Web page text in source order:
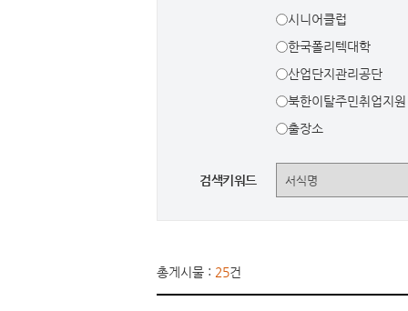
시니어클럽
한국폴리텍대학
산업단지관리공단
북한이탈주민취업지원
출장소
검색키워드
총게시물 : 25건